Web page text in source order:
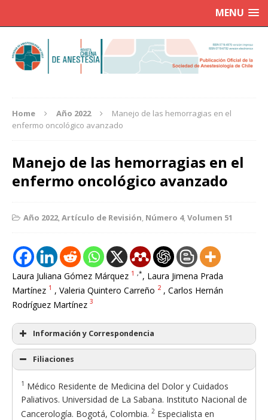
MENU
Home Año 2022
Manejo de las hemorragias en el
enfermo oncológico avanzado
Manejo de las hemorragias en el
enfermo oncológico avanzado
Año 2022,Artículo de Revisión, Número 4,Volumen 51
Laura Juliana Gómez Márquez 1 ,*, Laura Jimena Prada
Martínez 1 , Valeria Quintero Carreño 2 , Carlos Hernán
Rodríguez Martínez 3
Información y Correspondencia
Filiaciones
1 Médico Residente de Medicina del Dolor y Cuidados
Paliativos. Universidad de La Sabana. Instituto Nacional de
Cancerología. Bogotá, Colombia. 2 Especialista en